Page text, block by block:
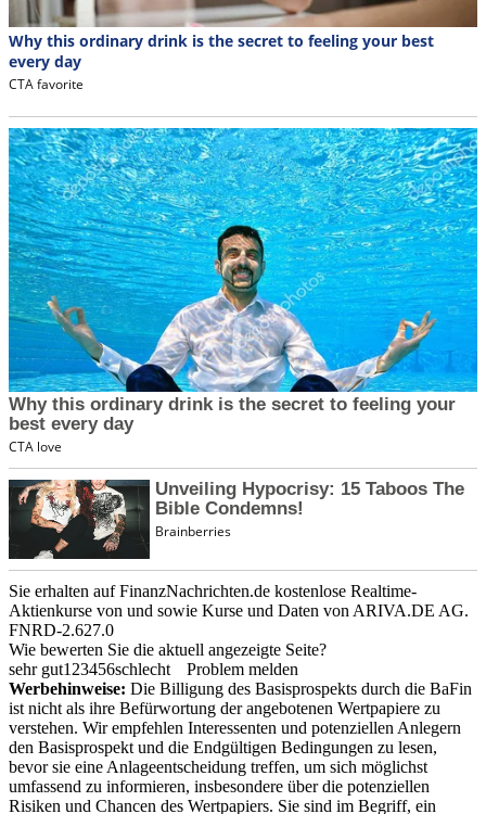
Sie erhalten auf FinanzNachrichten.de kostenlose Realtime-
Aktienkurse von und sowie Kurse und Daten von ARIVA.DE AG.
FNRD-2.627.0
Wie bewerten Sie die aktuell angezeigte Seite?
sehr gut1 23456schlecht
Problem melden
Werbehinweise: Die Billigung des Basisprospekts durch die BaFin
ist nicht als ihre Befürwortung der angebotenen Wertpapiere zu
verstehen. Wir empfehlen Interessenten und potenziellen Anlegern
den Basisprospekt und die Endgültigen Bedingungen zu lesen,
bevor sie eine Anlageentscheidung treffen, um sich möglichst
umfassend zu informieren, insbesondere über die potenziellen
Risiken und Chancen des Wertpapiers. Sie sind im Begriff, ein